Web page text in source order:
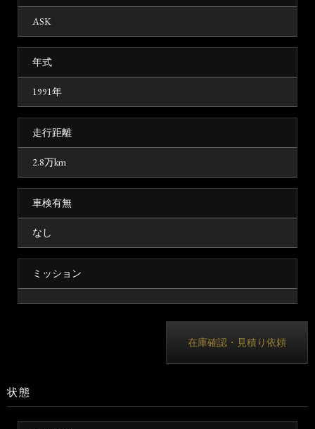
ASK
年式
1991年
走行距離
2.8万km
車検有無
なし
ミッション
在庫確認・見積り依頼
状態